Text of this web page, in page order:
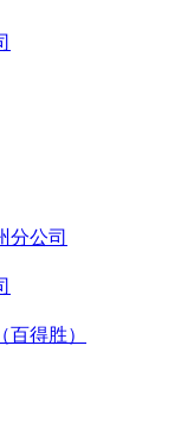
分公司
得胜）